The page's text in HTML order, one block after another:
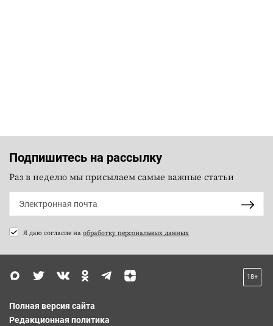
Подпишитесь на рассылку
Раз в неделю мы присылаем самые важные статьи
Я даю согласие на обработку персональных данных
18+
Полная версия сайта
Редакционная политика